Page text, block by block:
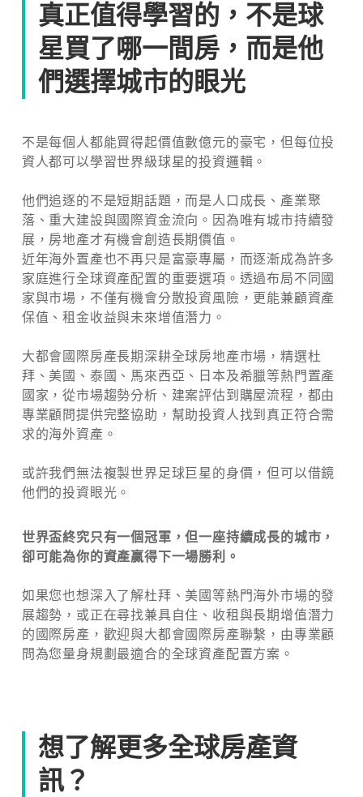
真正值得學習的，不是球
星買了哪一間房，而是他
們選擇城市的眼光
不是每個人都能買得起價值數億元的豪宅，但每位投
資人都可以學習世界級球星的投資邏輯。
他們追逐的不是短期話題，而是人口成長、產業聚
落、重大建設與國際資金流向。因為唯有城市持續發
展，房地產才有機會創造長期價值。
近年海外置產也不再只是富豪專屬，而逐漸成為許多
家庭進行全球資產配置的重要選項。透過布局不同國
家與市場，不僅有機會分散投資風險，更能兼顧資產
保值、租金收益與未來增值潛力。
大都會國際房產長期深耕全球房地產市場，精選杜
拜、美國、泰國、馬來西亞、日本及希臘等熱門置產
國家，從市場趨勢分析、建案評估到購屋流程，都由
專業顧問提供完整協助，幫助投資人找到真正符合需
求的海外資產。
或許我們無法複製世界足球巨星的身價，但可以借鏡
他們的投資眼光。
世界盃終究只有一個冠軍，但一座持續成長的城市，
卻可能為你的資產贏得下一場勝利。
如果您也想深入了解杜拜、美國等熱門海外市場的發
展趨勢，或正在尋找兼具自住、收租與長期增值潛力
的國際房產，歡迎與大都會國際房產聯繫，由專業顧
問為您量身規劃最適合的全球資產配置方案。
想了解更多全球房產資
訊？